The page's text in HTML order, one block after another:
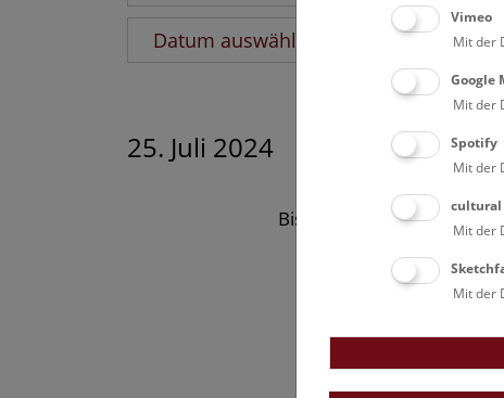
Datum auswählen
25. Juli 2024
Bisher keine Ergebnisse.
Vimeo
Mit der
Google
Mit der
Spotify
Mit der
cultural
Mit der
Mit der